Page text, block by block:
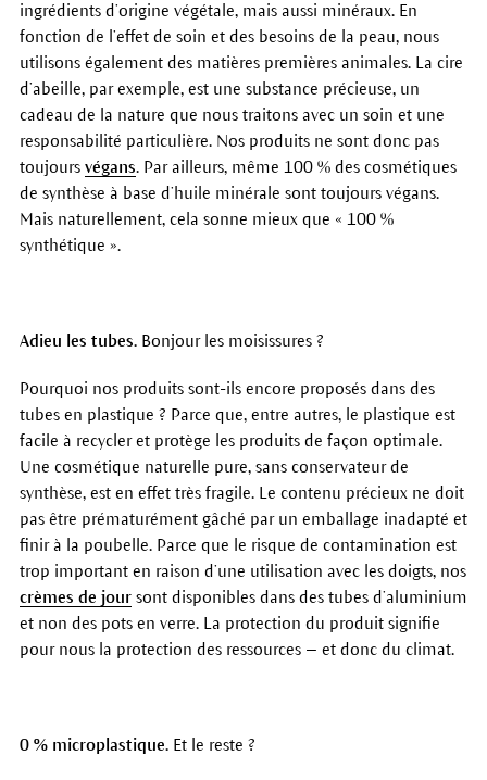
ingrédients d’origine végétale, mais aussi minéraux. En
fonction de l’effet de soin et des besoins de la peau, nous
utilisons également des matières premières animales. La cire
d’abeille, par exemple, est une substance précieuse, un
cadeau de la nature que nous traitons avec un soin et une
responsabilité particulière. Nos produits ne sont donc pas
toujours végans. Par ailleurs, même 100 % des cosmétiques
de synthèse à base d’huile minérale sont toujours végans.
Mais naturellement, cela sonne mieux que « 100 %
synthétique ».
Adieu les tubes. Bonjour les moisissures ?
Pourquoi nos produits sont-ils encore proposés dans des
tubes en plastique ? Parce que, entre autres, le plastique est
facile à recycler et protège les produits de façon optimale.
Une cosmétique naturelle pure, sans conservateur de
synthèse, est en effet très fragile. Le contenu précieux ne doit
pas être prématurément gâché par un emballage inadapté et
finir à la poubelle. Parce que le risque de contamination est
trop important en raison d’une utilisation avec les doigts, nos
crèmes de joursont disponibles dans des tubes d’aluminium
et non des pots en verre. La protection du produit signifie
pour nous la protection des ressources — et donc du climat.
0 % microplastique. Et le reste ?